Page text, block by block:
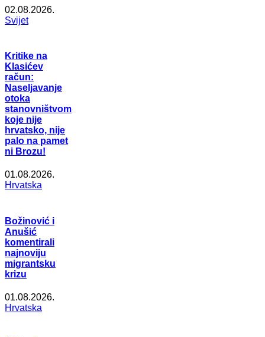
02.08.2026.
Svijet
Kritike na
Klasićev
račun:
Naseljavanje
otoka
stanovništvom
koje nije
hrvatsko, nije
palo na pamet
ni Brozu!
01.08.2026.
Hrvatska
Božinović i
Anušić
komentirali
najnoviju
migrantsku
krizu
01.08.2026.
Hrvatska